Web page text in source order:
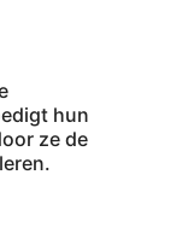
hun
ze de